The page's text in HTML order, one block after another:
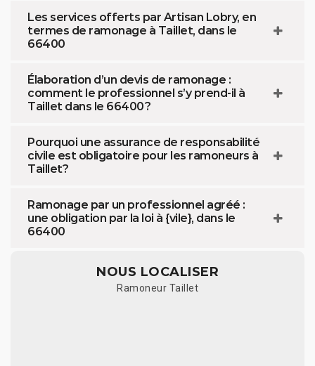
Les services offerts par Artisan Lobry, en
termes de ramonage à Taillet, dans le
66400
Élaboration d’un devis de ramonage :
comment le professionnel s’y prend-il à
Taillet dans le 66400 ?
Pourquoi une assurance de responsabilité
civile est obligatoire pour les ramoneurs à
Taillet?
Ramonage par un professionnel agréé :
une obligation par la loi à {vile}, dans le
66400
NOUS LOCALISER
Ramoneur Taillet